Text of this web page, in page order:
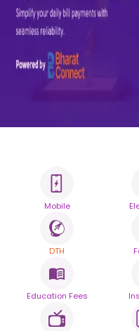
Όλοι οι
Μία
Απλοποιήστε τις
σας με
απρόσκοπτη αξιοπιστία.
Με την υποστήριξη
Mobile
DTH
Education Fees